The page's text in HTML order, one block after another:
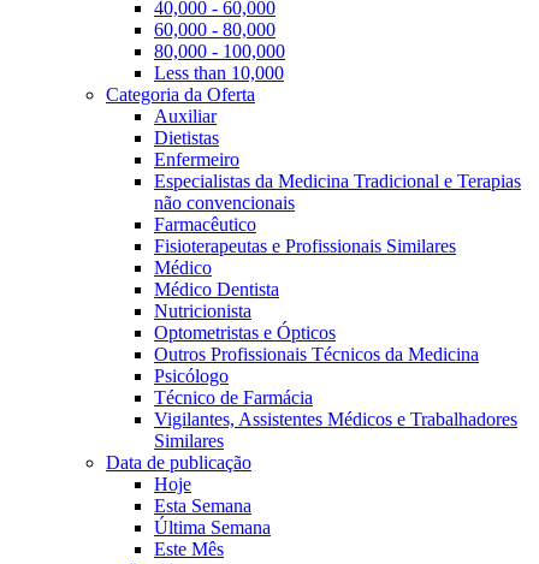
40,000 - 60,000
60,000 - 80,000
80,000 - 100,000
Less than 10,000
Categoria da Oferta
Auxiliar
Dietistas
Enfermeiro
Especialistas da Medicina Tradicional e Terapias
não convencionais
Farmacêutico
Fisioterapeutas e Profissionais Similares
Médico
Médico Dentista
Nutricionista
Optometristas e Ópticos
Outros Profissionais Técnicos da Medicina
Psicólogo
Técnico de Farmácia
Vigilantes, Assistentes Médicos e Trabalhadores
Similares
Data de publicação
Hoje
Esta Semana
Última Semana
Este Mês